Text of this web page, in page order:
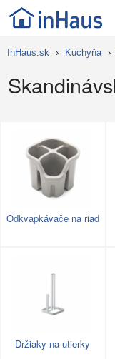
InHaus.sk › Kuchyňa ›
Odkvapkávače na riad
Držiaky na utierky